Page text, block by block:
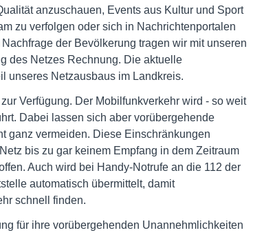
anzuschauen, Events aus Kultur und Sport
zu verfolgen oder sich in Nachrichtenportalen
der Bevölkerung tragen wir mit unseren
des Netzes Rechnung. Die aktuelle
unseres Netzausbaus im Landkreis.
Verfügung. Der Mobilfunkverkehr wird - so weit
Dabei lassen sich aber vorübergehende
ganz vermeiden. Diese Einschränkungen
bis zu gar keinem Empfang in dem Zeitraum
Auch wird bei Handy-Notrufe an die 112 der
automatisch übermittelt, damit
schnell finden.
für ihre vorübergehenden Unannehmlichkeiten